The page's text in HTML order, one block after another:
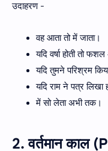
उदाहरण -
वह आता तो में जाता।
यदि वर्षा होती तो
यदि तुमने परिश्रम
यदि राम ने पत्र लिखा
में सो लेता अभी तक।
2. वर्तमान काल